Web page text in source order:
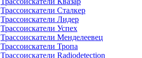
Трассоискатели Сталкер
Трассоискатели Лидер
Трассоискатели Успех
Трассоискатели Менделеевец
Трассоискатели Тропа
Трассоискатели Radiodetection